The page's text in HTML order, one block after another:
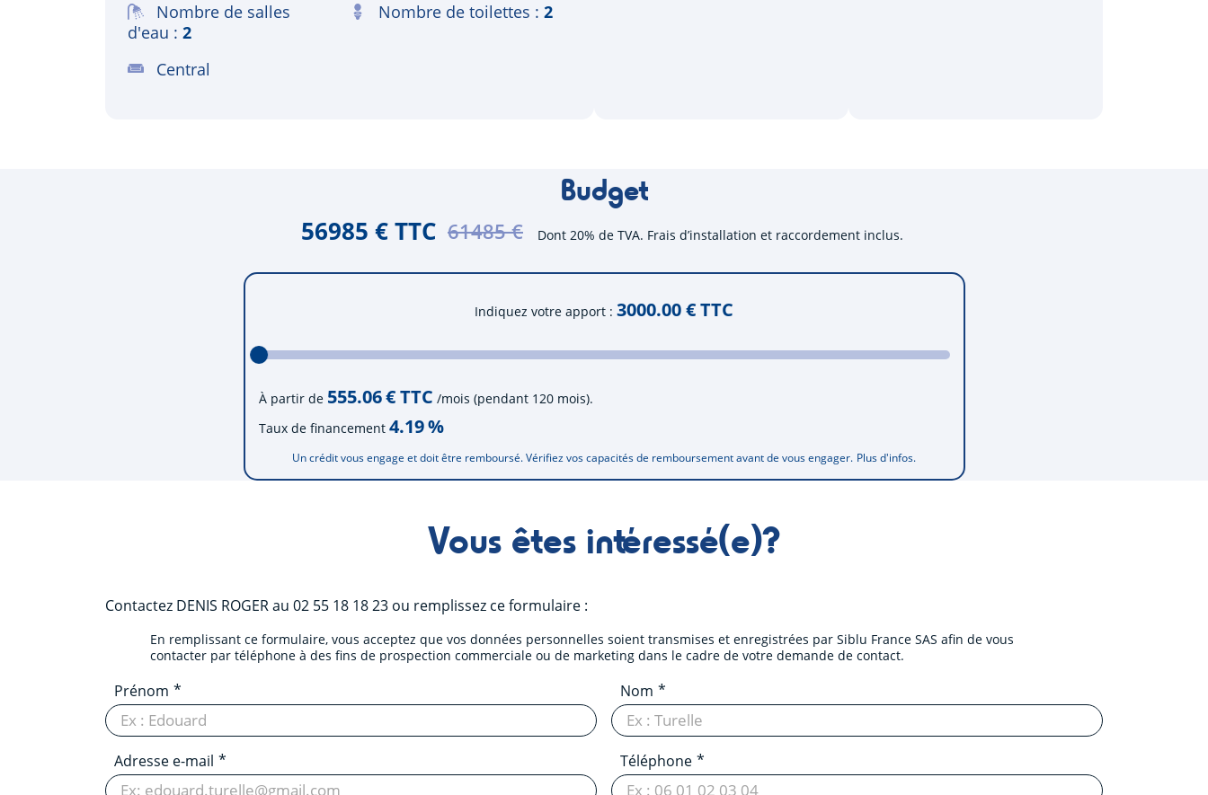
Nombre de salles
d'eau
2
Nombre de toilettes 2
Central
Budget
56985 € TTC 61485 € Dont 20% de TVA. Frais d’installation et raccordement inclus.
Indiquez votre apport 3000.00€ TTC
À partir de 555.06€ TTC /mois (pendant 120 mois).
Taux de financement 4.19%
Un crédit vous engage et doit être remboursé. Vérifiez vos capacités de remboursement avant de vous engager. Plus d'infos.
Vous êtes intéressé(e)?
Contactez DENIS ROGERau 02 55 18 18 23 ou remplissez ce formulaire :
En remplissant ce formulaire, vous acceptez que vos données personnelles soient transmises et enregistrées par Siblu France SAS afin de vous
contacter par téléphone à des fins de prospection commerciale ou de marketing dans le cadre de votre demande de contact.
Prénom Nom
Adresse e-mail Téléphone